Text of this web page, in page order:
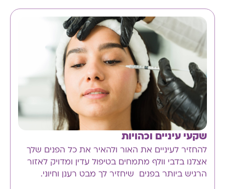
שקעי עיניים וכהויות
להחזיר לעיניים את האור ולהאיר את כל הפנים שלך
אצלנו בדבי וולף מתמחים בטיפול עדין ומדויק לאזור
הרגיש ביותר בפנים שיחזיר לך מבט רענן וחיוני.